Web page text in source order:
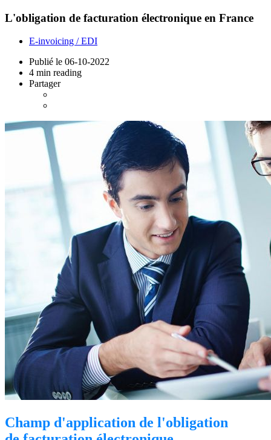
L'obligation de facturation électronique en France
E-invoicing / EDI
Publié le 06-10-2022
4 min reading
Partager
Champ d'application de l'obligation